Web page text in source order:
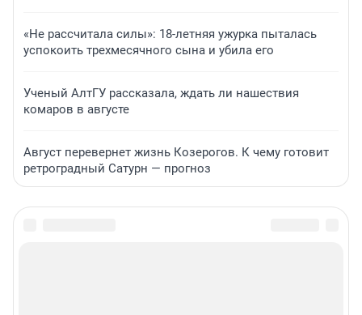
«Не рассчитала силы»: 18-летняя ужурка пыталась
успокоить трехмесячного сына и убила его
Ученый АлтГУ рассказала, ждать ли нашествия
комаров в августе
Август перевернет жизнь Козерогов. К чему готовит
ретроградный Сатурн — прогноз